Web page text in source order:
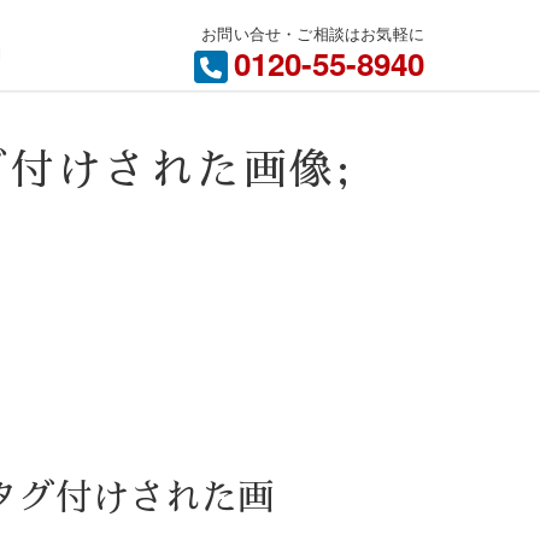
お問い合せ・ご相談はお気軽に
0120-55-8940
けされた画像;
付けされた画